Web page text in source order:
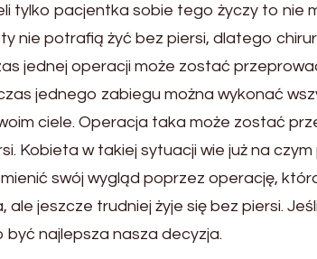
tylko pacjentka sobie tego życzy to nie
nie potrafią żyć bez piersi, dlatego
jednej operacji może zostać
jednego zabiegu można wykonać
ciele. Operacja taka może zostać
Kobieta w takiej sytuacji wie już na
swój wygląd poprzez operację,
jeszcze trudniej żyje się bez piersi.
najlepsza nasza decyzja.